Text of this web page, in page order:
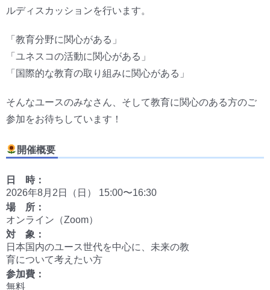
ルディスカッションを行います。
「教育分野に関心がある」
「ユネスコの活動に関心がある」
「国際的な教育の取り組みに関心がある」
そんなユースのみなさん、そして教育に関心のある方のご
参加をお待ちしています！
開催概要
日 時：
2026年8月2日（日） 15:00〜16:30
場 所：
オンライン（Zoom）
対 象：
日本国内のユース世代を中心に、未来の教
育について考えたい方
参加費：
無料